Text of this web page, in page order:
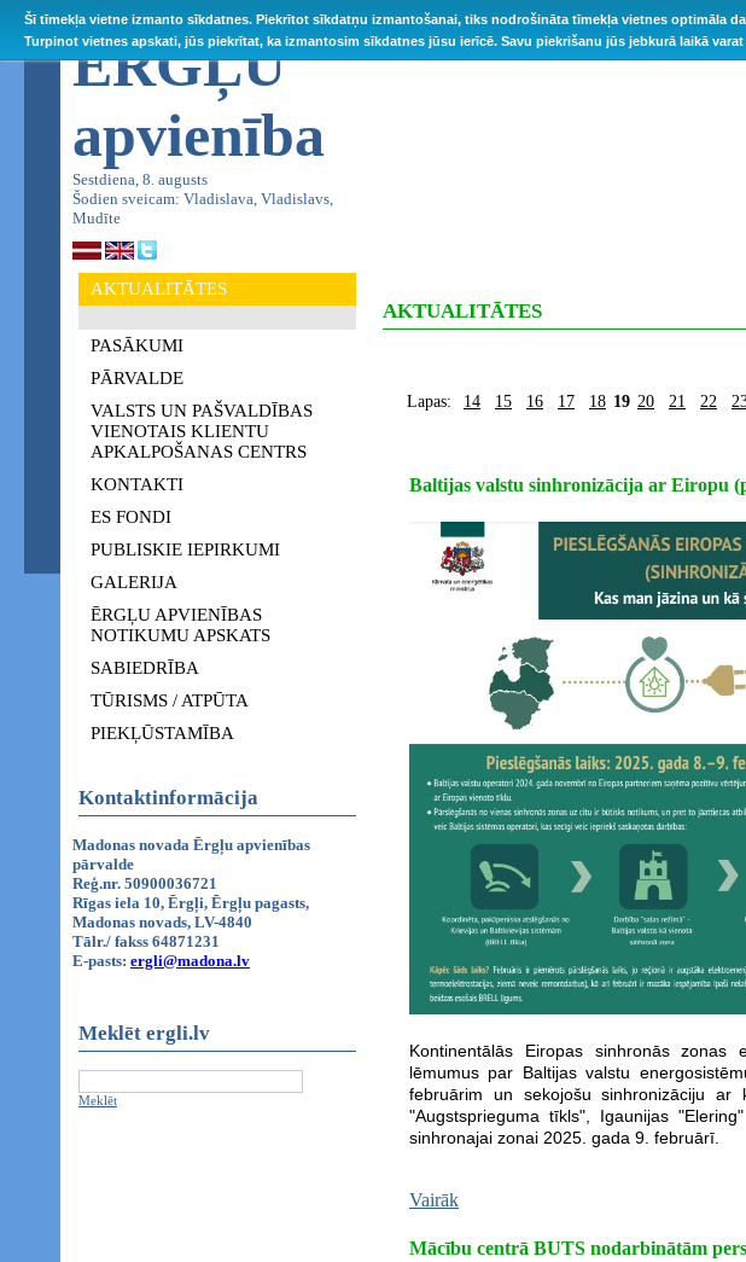
Šī tīmekļa vietne izmanto sīkdatnes. Piekrītot sīkdatņu izmantošanai, tiks nodrošināta tīmekļa vietnes optimāla
Turpinot vietnes apskati, jūs piekrītat, ka izmantosim sīkdatnes jūsu ierīcē. Savu piekrišanu jūs jebkurā laikā
ĒRGĻU
apvienība
Sestdiena, 8. augusts
Šodien sveicam: Vladislava, Vladislavs,
Mudīte
AKTUALITĀTES
PASĀKUMI
PĀRVALDE
VALSTS UN PAŠVALDĪBAS
VIENOTAIS KLIENTU
APKALPOŠANAS CENTRS
KONTAKTI
ES FONDI
PUBLISKIE IEPIRKUMI
GALERIJA
ĒRGĻU APVIENĪBAS
NOTIKUMU APSKATS
SABIEDRĪBA
TŪRISMS / ATPŪTA
PIEKĻŪSTAMĪBA
Kontaktinformācija
Madonas novada Ērgļu apvienības
pārvalde
Reģ.nr. 50900036721
Rīgas iela 10, Ērgļi, Ērgļu pagasts,
Madonas novads, LV-4840
Tālr./ fakss 64871231
E-pasts: ergli@madona.lv
Meklēt ergli.lv
Meklēt
AKTUALITĀTES
Lapas: 14 15 16 17 18 19 20 21 22
Baltijas valstu sinhronizācija ar Eiropu
Kontinentālās Eiropas sinhronās zonas
lēmumus par Baltijas valstu
februārim un sekojošu sinhronizāciju ar
"Augstsprieguma tīkls", Igaunijas
sinhronajai zonai 2025. gada 9. februārī.
Vairāk
Mācību centrā BUTS nodarbinātām